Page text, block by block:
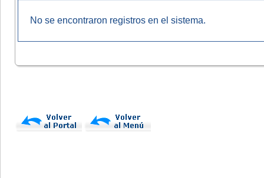
No se encontraron registros en el sistema.